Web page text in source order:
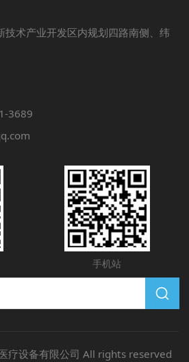
技术产业开发区内规划四路南侧、纬
3689
手机站
疗设备有限公司 All rights reserved